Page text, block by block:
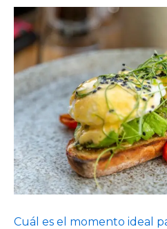
Cuál es el momento ideal